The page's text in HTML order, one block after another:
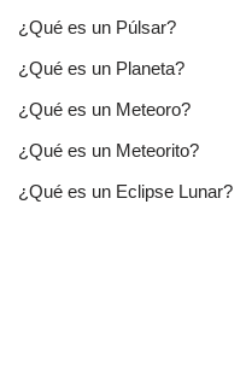
¿Qué es un Púlsar?
¿Qué es un Planeta?
¿Qué es un Meteoro?
¿Qué es un Meteorito?
¿Qué es un Eclipse Lunar?